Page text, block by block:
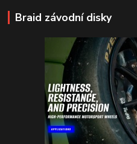
Braid závodní disky